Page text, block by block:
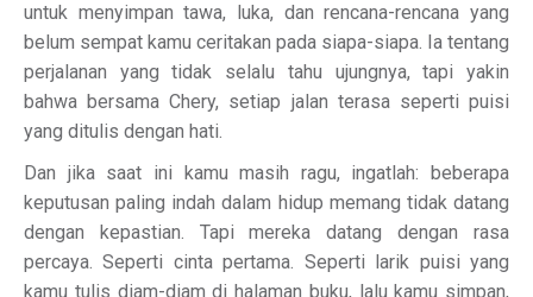
untuk menyimpan tawa, luka, dan rencana-rencana yang
belum sempat kamu ceritakan pada siapa-siapa. Ia tentang
perjalanan yang tidak selalu tahu ujungnya, tapi yakin
bahwa bersama Chery, setiap jalan terasa seperti puisi
yang ditulis dengan hati.
Dan jika saat ini kamu masih ragu, ingatlah: beberapa
keputusan paling indah dalam hidup memang tidak datang
dengan kepastian. Tapi mereka datang dengan rasa
percaya. Seperti cinta pertama. Seperti larik puisi yang
kamu tulis diam-diam di halaman buku, lalu kamu simpan,